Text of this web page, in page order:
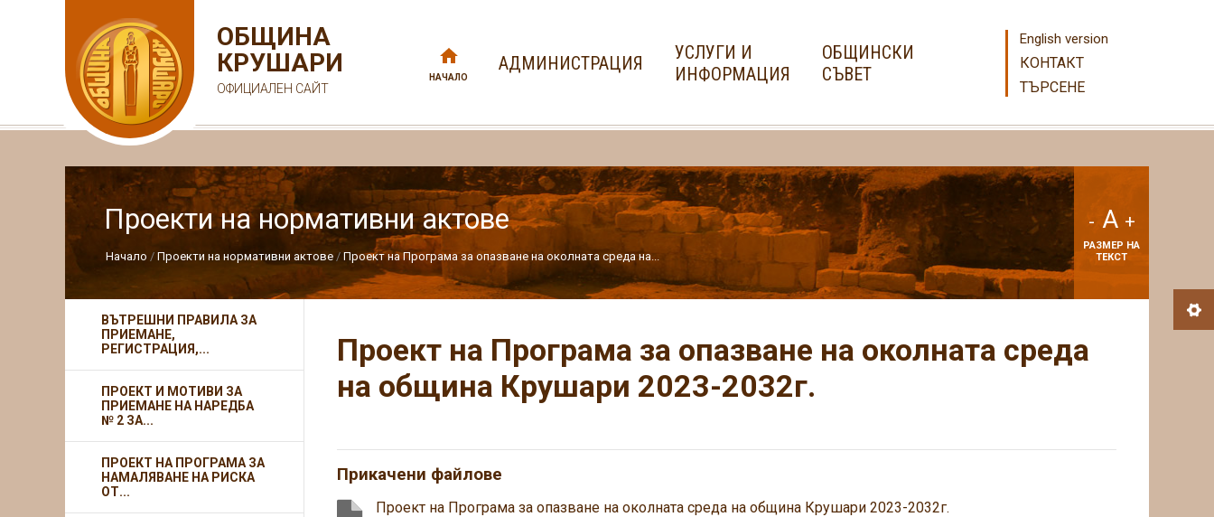
ОБЩИНА
КРУШАРИ
ОФИЦИАЛЕН САЙТ
НАЧАЛО
АДМИНИСТРАЦИЯ
УСЛУГИ И
ИНФОРМАЦИЯ
ОБЩИНСКИ
СЪВЕТ
English version
КОНТАКТ
ТЪРСЕНЕ
Проекти на нормативни актове
Начало Проекти на нормативни актове Проект на Програма за опазване на околната среда на...
- A +
РАЗМЕР НА
ТЕКСТ
Проект на Програма за опазване на околната среда
на община Крушари 2023-2032г.
Прикачени файлове
Проект на Програма за опазване на околната среда на община Крушари 2023-2032г.
ВЪТРЕШНИ ПРАВИЛА ЗА
ПРИЕМАНЕ,
РЕГИСТРАЦИЯ,...
ПРОЕКТ И МОТИВИ ЗА
ПРИЕМАНЕ НА НАРЕДБА
№ 2 ЗА...
ПРОЕКТ НА ПРОГРАМА ЗА
НАМАЛЯВАНЕ НА РИСКА
ОТ...